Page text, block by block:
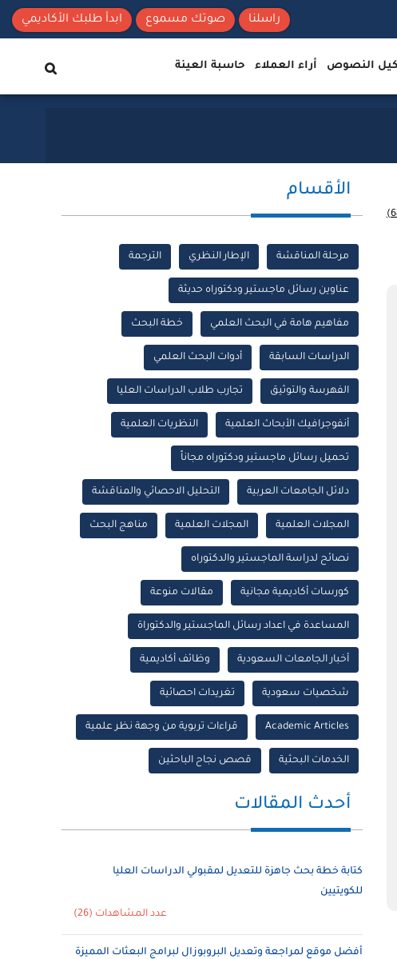
ابدأ طلبك الأكاديمي صوتك مسموع راسلنا
النصوص أراء العملاء حاسبة العينة
الأقسام
مرحلة المناقشة الإطار النظري الترجمة
عناوين رسائل ماجستير ودكتوراه حديثة
مفاهيم هامة في البحث العلمي خطة البحث
الدراسات السابقة أدوات البحث العلمي
الفهرسة والتوثيق تجارب طلاب الدراسات العليا
أنفوجرافيك الأبحاث العلمية النظريات العلمية
تحميل رسائل ماجستير ودكتوراه مجاناً
دلائل الجامعات العربية التحليل الاحصائي والمناقشة
المجلات العلمية المجلات العلمية مناهج البحث
نصائح لدراسة الماجستير والدكتوراه
كورسات أكاديمية مجانية مقالات منوعة
المساعدة في اعداد رسائل الماجستير والدكتوراة
أخبار الجامعات السعودية وظائف أكاديمية
شخصيات سعودية تغريدات احصائية
Academic Articles قراءات تربوية من وجهة نظر علمية
الخدمات البحثية قصص نجاح الباحثين
أحدث المقالات
كتابة خطة بحث جاهزة للتعديل لمقبولي الدراسات العليا
للكويتيين
عدد المشاهدات (26)
أفضل موقع لمراجعة وتعديل البروبوزال لبرامج البعثات المميزة